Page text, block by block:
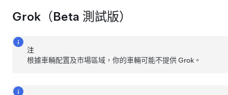
Grok（Beta 測試版）
注
根據車輛配置及市場區域，你的車輛可能不提供 Grok。